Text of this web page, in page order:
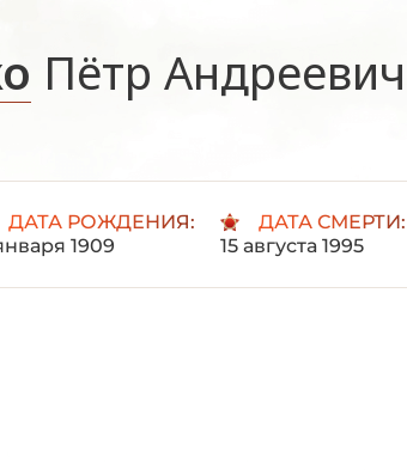
Пётр Андреевич
ДАТА РОЖДЕНИЯ:
1909
ДАТА СМЕРТИ:
15 августа 1995